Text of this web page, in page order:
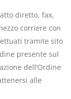
diretto, fax,
corriere con
tramite sito
presente sul
dell’Ordine
alle